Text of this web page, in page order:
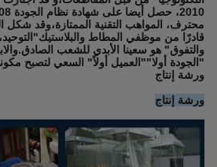
محترف، المواهب التقنية الممتازة،وقد شكل
قادرًا من موظفي المطاط
والتفوق" هو سعينا الأبدي للشعب
"الجودة أولا""العميل أولاً" السعي لتصبح
ورشة إنتاج
ورشة إنتاج